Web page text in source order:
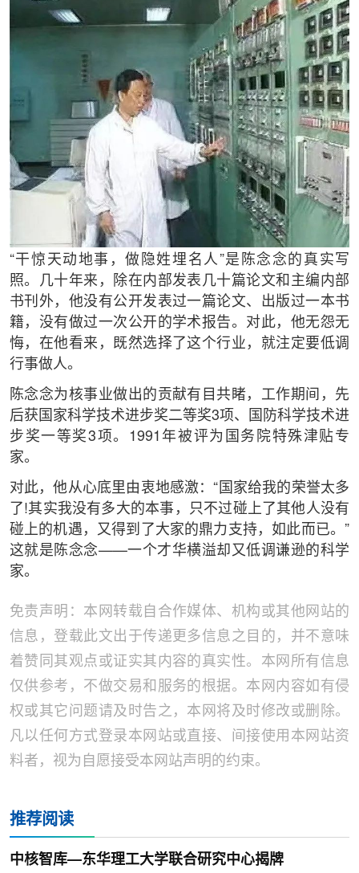
“干惊天动地事，做隐姓埋名人”是陈念念的真实写
照。几十年来，除在内部发表几十篇论文和主编内部
书刊外，他没有公开发表过一篇论文、出版过一本书
籍，没有做过一次公开的学术报告。对此，他无怨无
悔，在他看来，既然选择了这个行业，就注定要低调
行事做人。
陈念念为核事业做出的贡献有目共睹，工作期间，先
后获国家科学技术进步奖二等奖3项、国防科学技术进
步奖一等奖3项。1991年被评为国务院特殊津贴专
家。
对此，他从心底里由衷地感激：“国家给我的荣誉太多
了!其实我没有多大的本事，只不过碰上了其他人没有
碰上的机遇，又得到了大家的鼎力支持，如此而已。”
这就是陈念念——一个才华横溢却又低调谦逊的科学
家。
免责声明：本网转载自合作媒体、机构或其他网站的
信息，登载此文出于传递更多信息之目的，并不意味
着赞同其观点或证实其内容的真实性。本网所有信息
仅供参考，不做交易和服务的根据。本网内容如有侵
权或其它问题请及时告之，本网将及时修改或删除。
凡以任何方式登录本网站或直接、间接使用本网站资
料者，视为自愿接受本网站声明的约束。
推荐阅读
中核智库—东华理工大学联合研究中心揭牌